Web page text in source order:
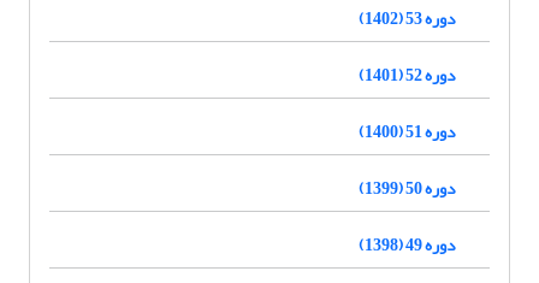
دوره 53 (1402)
دوره 52 (1401)
دوره 51 (1400)
دوره 50 (1399)
دوره 49 (1398)